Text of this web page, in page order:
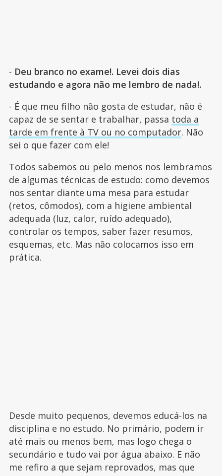
- Deu branco no exame!. Levei dois dias
estudando e agora não me lembro de nada!.
- É que meu filho não gosta de estudar, não é
capaz de se sentar e trabalhar, passa toda a
tarde em frente à TV ou no computador. Não
sei o que fazer com ele!
Todos sabemos ou pelo menos nos lembramos
de algumas técnicas de estudo: como devemos
nos sentar diante uma mesa para estudar
(retos, cômodos), com a higiene ambiental
adequada (luz, calor, ruído adequado),
controlar os tempos, saber fazer resumos,
esquemas, etc. Mas não colocamos isso em
prática.
Desde muito pequenos, devemos educá-los na
disciplina e no estudo. No primário, podem ir
até mais ou menos bem, mas logo chega o
secundário e tudo vai por água abaixo. E não
me refiro a que sejam reprovados, mas que